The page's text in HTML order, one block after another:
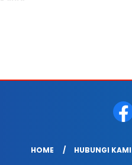
HOME HUBUNGI KAMI